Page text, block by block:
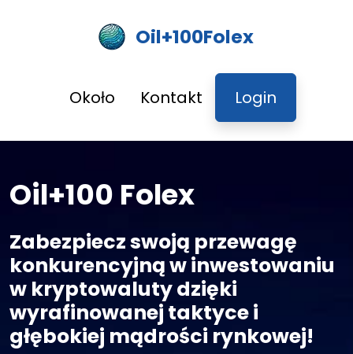
Oil+100Folex
Około Kontakt Login
Oil+100 Folex
Zabezpiecz swoją przewagę
konkurencyjną w inwestowaniu
w kryptowaluty dzięki
wyrafinowanej taktyce i
głębokiej mądrości rynkowej!